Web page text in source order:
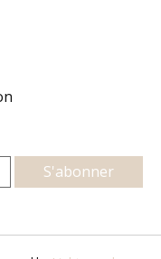
S'abonner